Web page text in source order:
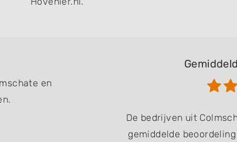
en
De bedrijven uit
gemiddelde